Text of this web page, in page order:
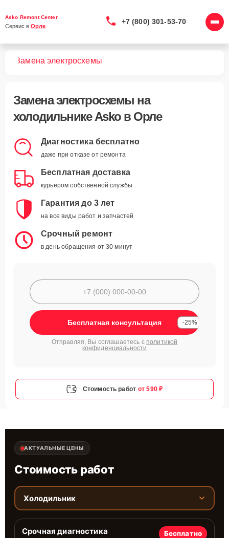
Asko Remont Center
Сервис в Орле
+7 (800) 301-53-70
Замена электросхемы
Замена электросхемы на
холодильнике Asko в Орле
Диагностика бесплатно
даже при отказе от ремонта
Бесплатная доставка
курьером собственной службы
Гарантия до 3 лет
на все виды работ и запчастей
Срочный ремонт
в день обращения от 30 минут
Бесплатная консультация -25%
Отправляя, Вы соглашаетесь с политикой
конфиденциальности
Стоимость работ от 590 ₽
АКТУАЛЬНЫЕ ЦЕНЫ
Стоимость работ
Холодильник
Срочная диагностика Бесплатно